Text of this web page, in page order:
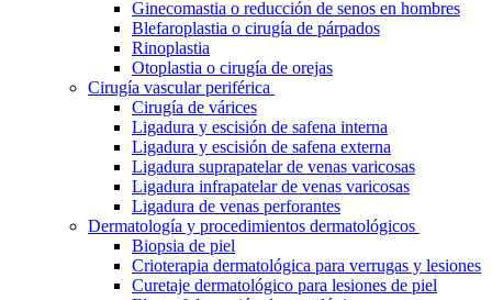
Ginecomastia o reducción de senos en hombres
Blefaroplastia o cirugía de párpados
Rinoplastia
Otoplastia o cirugía de orejas
Cirugía vascular periférica
Cirugía de várices
Ligadura y escisión de safena interna
Ligadura y escisión de safena externa
Ligadura suprapatelar de venas varicosas
Ligadura infrapatelar de venas varicosas
Ligadura de venas perforantes
Dermatología y procedimientos dermatológicos
Biopsia de piel
Crioterapia dermatológica para verrugas y lesiones
Curetaje dermatológico para lesiones de piel